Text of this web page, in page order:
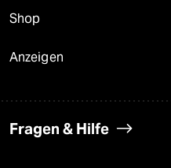
Shop
Anzeigen
Fragen & Hilfe